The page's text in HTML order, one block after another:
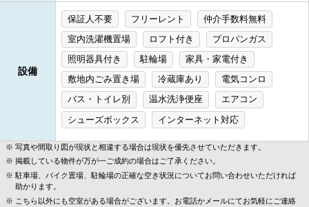
設備
保証人不要 フリーレント
仲介手数料無料
室内洗濯機置場
ロフト付き
プロパンガス
照明器具付き
駐輪場
家具・家電付き
敷地内ごみ置き場
冷蔵庫あり
電気コンロ
バス・トイレ別
温水洗浄便座
エアコン
シューズボックス
インターネット対応
写真や間取り図が現状と相違する場合は現状を優先させていただきます。
掲載している物件が万が一ご成約の場合はご了承ください。
駐車場、バイク置場、駐輪場の正確な空き状況についてお問い合わせいただければ
助かります。
こちら以外にも空室がある場合がございます。お電話かメールにてお気軽にご連絡